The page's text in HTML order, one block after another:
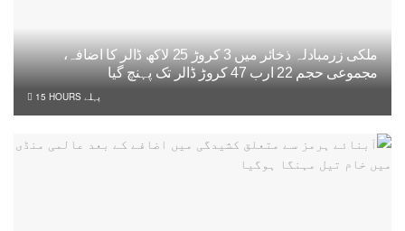
ملکی زرمبادلہ ذخائر میں 3 کروڑ 25 لاکھ ڈالر کا اضافہ،
مجموعی حجم 22 ارب 47 کروڑ ڈالر تک پہنچ گیا
15 HOURS پہلے